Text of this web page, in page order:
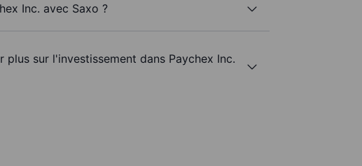
Inc. avec Saxo ?
plus sur l'investissement dans Paychex Inc.